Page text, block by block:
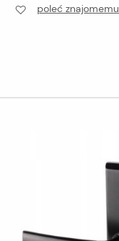
poleć znajomemu